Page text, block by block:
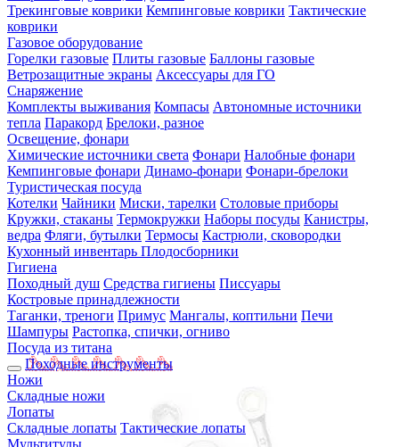
Трекинговые коврики Кемпинговые коврики Тактические
коврики
Газовое оборудование
Горелки газовые Плиты газовые Баллоны газовые
Ветрозащитные экраны Аксессуары для ГО
Снаряжение
Комплекты выживания Компасы Автономные источники
тепла Паракорд Брелоки, разное
Освещение, фонари
Химические источники света Фонари Налобные фонари
Кемпинговые фонари Динамо-фонари Фонари-брелоки
Туристическая посуда
Котелки Чайники Миски, тарелки Столовые приборы
Кружки, стаканы Термокружки Наборы посуды Канистры,
ведра Фляги, бутылки Термосы Кастрюли, сковородки
Кухонный инвентарь Плодосборники
Гигиена
Походный душ Средства гигиены Писсуары
Костровые принадлежности
Таганки, треноги Примус Мангалы, коптильни Печи
Шампуры Растопка, спички, огниво
Посуда из титана
Походные инструменты
Ножи
Складные ножи
Лопаты
Складные лопаты Тактические лопаты